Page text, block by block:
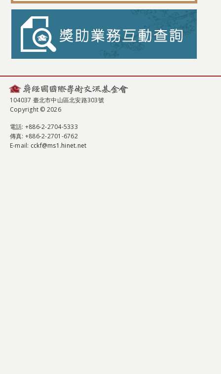
104037 臺北市中山區北安路303號
Copyright © 2026
電話: +886-2-2704-5333
傳真: +886-2-2701-6762
E-mail: cckf@ms1.hinet.net